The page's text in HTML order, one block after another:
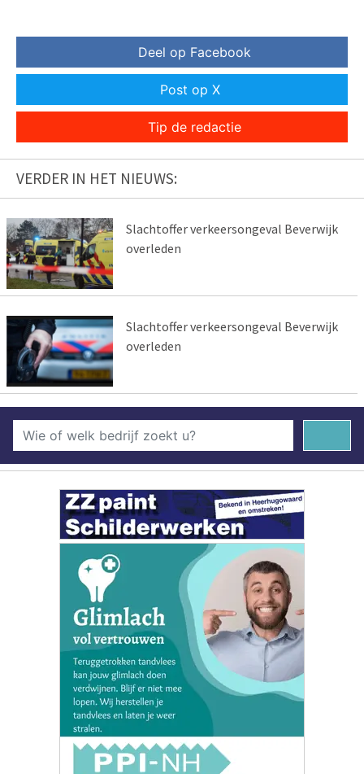
Deel op Facebook
Post op X
Tip de redactie
VERDER IN HET NIEUWS:
Slachtoffer verkeersongeval Beverwijk
overleden
Slachtoffer verkeersongeval Beverwijk
overleden